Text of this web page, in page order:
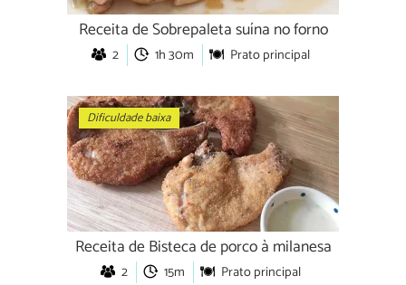
Receita de Sobrepaleta suína no forno
2 1h 30m Prato principal
Dificuldade baixa
Receita de Bisteca de porco à milanesa
2 15m Prato principal